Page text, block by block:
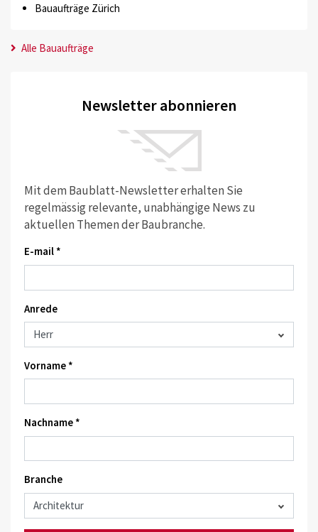
Bauaufträge Zürich
Alle Bauaufträge
Newsletter abonnieren
Mit dem Baublatt-Newsletter erhalten Sie
regelmässig relevante, unabhängige News zu
aktuellen Themen der Baubranche.
E-mail *
Anrede
Vorname *
Nachname *
Branche